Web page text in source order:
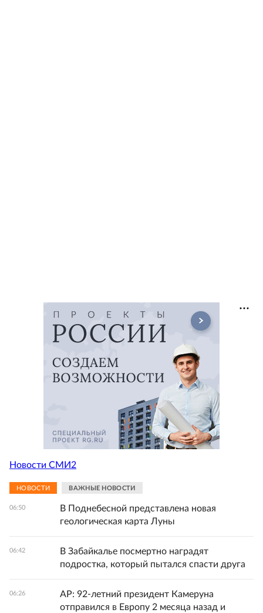
Новости СМИ2
НОВОСТИ ВАЖНЫЕ НОВОСТИ
06:50
В Поднебесной представлена новая
геологическая карта Луны
06:42
В Забайкалье посмертно наградят
подростка, который пытался спасти друга
06:26
AP: 92-летний президент Камеруна
отправился в Европу 2 месяца назад и